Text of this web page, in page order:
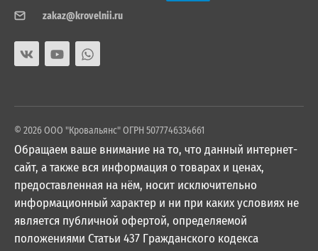
zakaz@krovelnii.ru
© 2026 ООО "Кровальянс" ОГРН 5077746334661
Обращаем ваше внимание на то, что данный интернет-
сайт, а также вся информация о товарах и ценах,
предоставленная на нём, носит исключительно
информационный характер и ни при каких условиях не
является публичной офертой, определяемой
положениями Статьи 437 Гражданского кодекса